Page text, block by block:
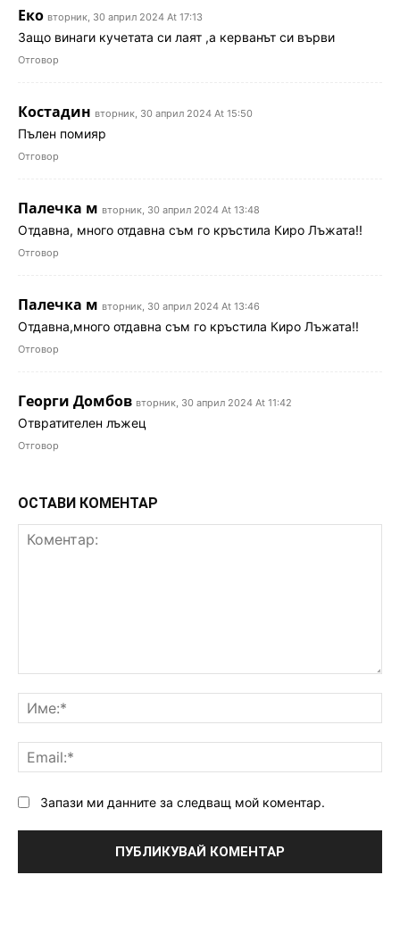
Еко вторник, 30 април 2024 At 17:13
Защо винаги кучетата си лаят ,а керванът си върви
Отговор
Костадин вторник, 30 април 2024 At 15:50
Пълен помияр
Отговор
Палечка м вторник, 30 април 2024 At 13:48
Отдавна, много отдавна съм го кръстила Киро Лъжата!!
Отговор
Палечка м вторник, 30 април 2024 At 13:46
Отдавна,много отдавна съм го кръстила Киро Лъжата!!
Отговор
Георги Домбов вторник, 30 април 2024 At 11:42
Отвратителен лъжец
Отговор
ОСТАВИ КОМЕНТАР
Запази ми данните за следващ мой коментар.